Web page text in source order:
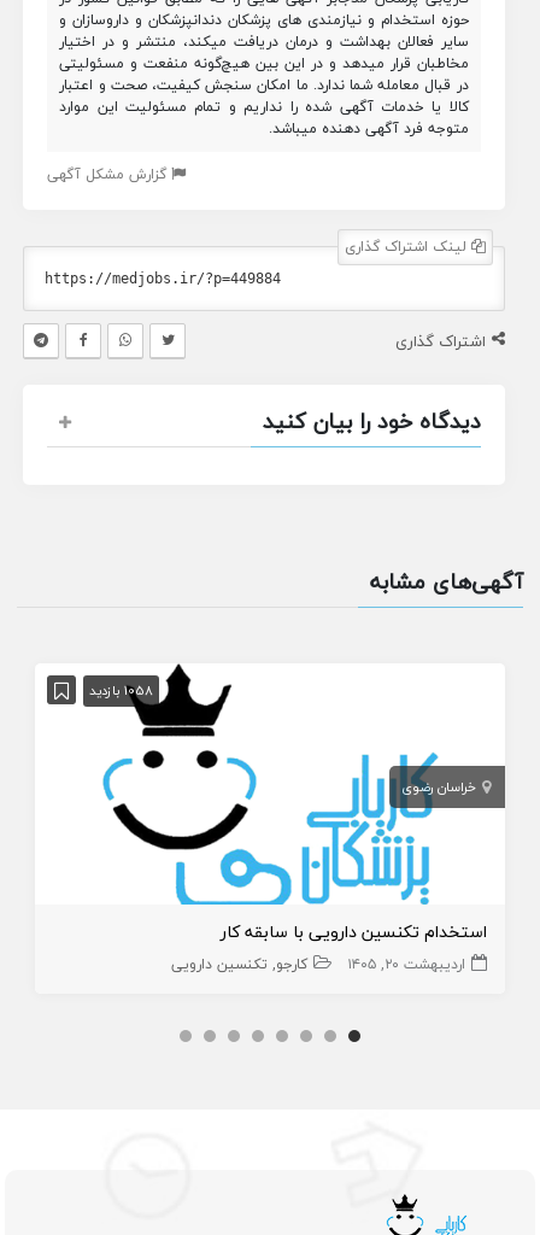
حوزه استخدام و نیازمندی های پزشکان دندانپزشکان و داروسازان و
سایر فعالان بهداشت و درمان دریافت میکند، منتشر و در اختیار
مخاطبان قرار میدهد و در این بین هیچ‌گونه منفعت و مسئولیتی
در قبال معامله شما ندارد. ما امکان سنجش کیفیت، صحت و اعتبار
کالا یا خدمات آگهی شده را نداریم و تمام مسئولیت این موارد
متوجه فرد آگهی دهنده میباشد.
گزارش مشکل آگهی
لینک اشتراک گذاری
اشتراک گذاری
دیدگاه خود را بیان کنید
آگهی‌های مشابه
1058 بازدید
خراسان رضوی
استخدام تکنسین دارویی با سابقه کار
اردیبهشت ۲۰, ۱۴۰۵ کارجو تکنسین دارویی